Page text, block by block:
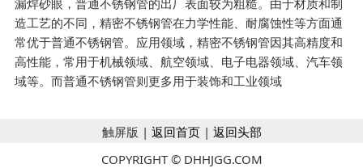
漏焊砂眼，普通不锈钢管的出厂表面较为粗糙。由于材质和制
造工艺的不同，精密不锈钢管在力学性能、耐腐蚀性等方面通
常优于普通不锈钢管。应用领域 ，精密不锈钢管因其高精度和
高性能，常用于机械领域、航空领域、电子电器领域、汽车领
域等。而普通不锈钢管则更多用于装饰和工业领域
触屏版 | 返回首页| 返回头部
COPYRIGHT © DHHJGG.COM